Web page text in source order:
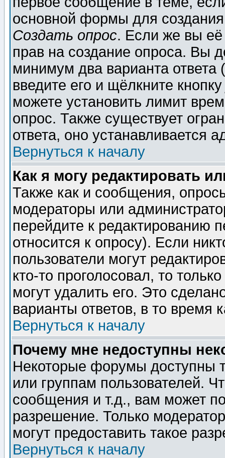
основной формы для
Создать опрос. Если же вы её
прав на создание опроса. Вы
минимум два варианта ответа
введите его и щёлкните
можете установить лимит
опрос. Также существует
ответа, оно устанавливается
Вернуться к началу
Как я могу редактировать
Также как и сообщения,
модераторы или
перейдите к редактированию
относится к опросу). Если
пользователи могут
кто-то проголосовал, то
могут удалить его. Это
варианты ответов, в то время
Вернуться к началу
Почему мне недоступны
Некоторые форумы доступны
или группам пользователей.
сообщения и т.д., вам может
разрешение. Только
могут предоставить такое
Вернуться к началу